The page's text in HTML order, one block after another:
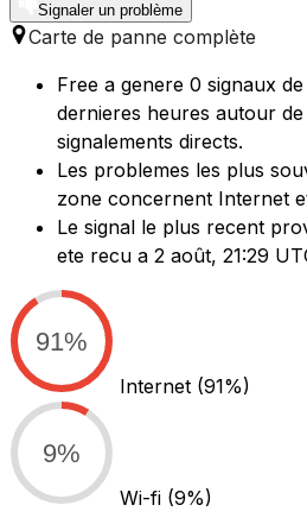
Signaler un problème
Carte de panne complète
Free a genere 0 signaux
dernieres heures autour
signalements directs.
Les problemes les plus
zone concernent Internet
Le signal le plus recent
ete recu a 2 août, 21:29
91%
Internet (91%)
9%
Wi-fi (9%)